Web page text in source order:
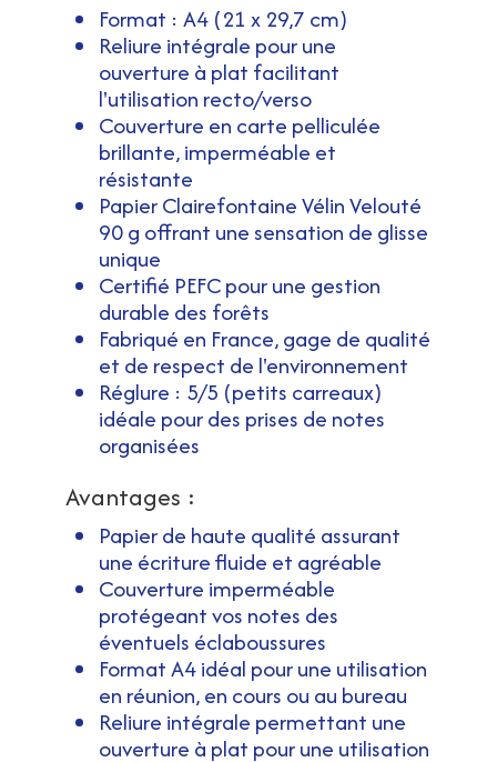
Format : A4 (21 x 29,7 cm)
Reliure intégrale pour une
ouverture à plat facilitant
l'utilisation recto/verso
Couverture en carte pelliculée
brillante, imperméable et
résistante
Papier Clairefontaine Vélin Velouté
90 g offrant une sensation de glisse
unique
Certifié PEFC pour une gestion
durable des forêts
Fabriqué en France, gage de qualité
et de respect de l'environnement
Réglure : 5/5 (petits carreaux)
idéale pour des prises de notes
organisées
Avantages :
Papier de haute qualité assurant
une écriture fluide et agréable
Couverture imperméable
protégeant vos notes des
éventuels éclaboussures
Format A4 idéal pour une utilisation
en réunion, en cours ou au bureau
Reliure intégrale permettant une
ouverture à plat pour une utilisation